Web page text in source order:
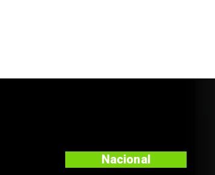
Regiones